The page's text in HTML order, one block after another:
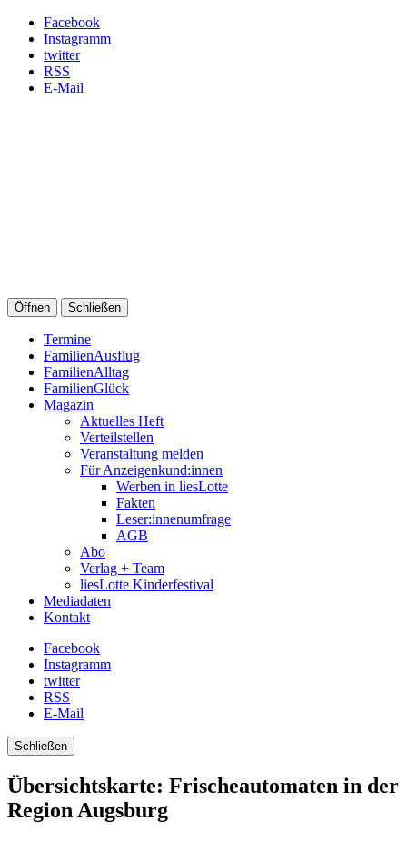
Facebook
Instagramm
twitter
RSS
E-Mail
Öffnen Schließen
Termine
FamilienAusflug
FamilienAlltag
FamilienGlück
Magazin
Aktuelles Heft
Verteilstellen
Veranstaltung melden
Für Anzeigenkund:innen
Werben in liesLotte
Fakten
Leser:innenumfrage
AGB
Abo
Verlag + Team
liesLotte Kinderfestival
Mediadaten
Kontakt
Facebook
Instagramm
twitter
RSS
E-Mail
Schließen
Übersichtskarte: Frischeautomaten in der
Region Augsburg